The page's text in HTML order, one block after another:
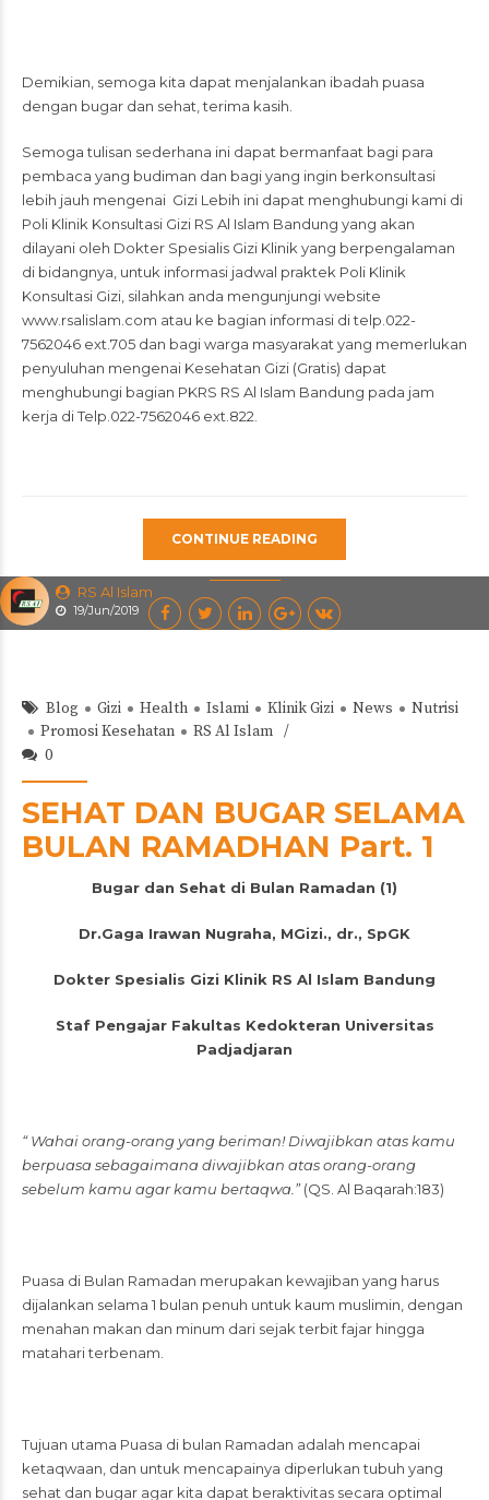
RS Al Islam
19/Jun/2019
Demikian, semoga kita dapat menjalankan ibadah puasa
dengan bugar dan sehat, terima kasih.
Semoga tulisan sederhana ini dapat bermanfaat bagi para
pembaca yang budiman dan bagi yang ingin berkonsultasi
lebih jauh mengenai Gizi Lebih ini dapat menghubungi kami di
Poli Klinik Konsultasi Gizi RS Al Islam Bandung yang akan
dilayani oleh Dokter Spesialis Gizi Klinik yang berpengalaman
di bidangnya, untuk informasi jadwal praktek Poli Klinik
Konsultasi Gizi, silahkan anda mengunjungi website
www.rsalislam.com atau ke bagian informasi di telp.022-
7562046 ext.705 dan bagi warga masyarakat yang memerlukan
penyuluhan mengenai Kesehatan Gizi (Gratis) dapat
menghubungi bagian PKRS RS Al Islam Bandung pada jam
kerja di Telp.022-7562046 ext.822.
CONTINUE READING
Blog Gizi Health Islami Klinik Gizi News
Nutrisi
Promosi Kesehatan
RS Al Islam
0
SEHAT DAN BUGAR SELAMA
BULAN RAMADHAN Part. 1
Bugar dan Sehat di Bulan Ramadan (1)
Dr.Gaga Irawan Nugraha, MGizi., dr., SpGK
Dokter Spesialis Gizi Klinik RS Al Islam Bandung
Staf Pengajar Fakultas Kedokteran Universitas
Padjadjaran
“ Wahai orang-orang yang beriman! Diwajibkan atas kamu
berpuasa sebagaimana diwajibkan atas orang-orang
sebelum kamu agar kamu bertaqwa.”(QS. Al Baqarah:183)
Puasa di Bulan Ramadan merupakan kewajiban yang harus
dijalankan selama 1 bulan penuh untuk kaum muslimin, dengan
menahan makan dan minum dari sejak terbit fajar hingga
matahari terbenam.
Tujuan utama Puasa di bulan Ramadan adalah mencapai
ketaqwaan, dan untuk mencapainya diperlukan tubuh yang
sehat dan bugar agar kita dapat beraktivitas secara optimal